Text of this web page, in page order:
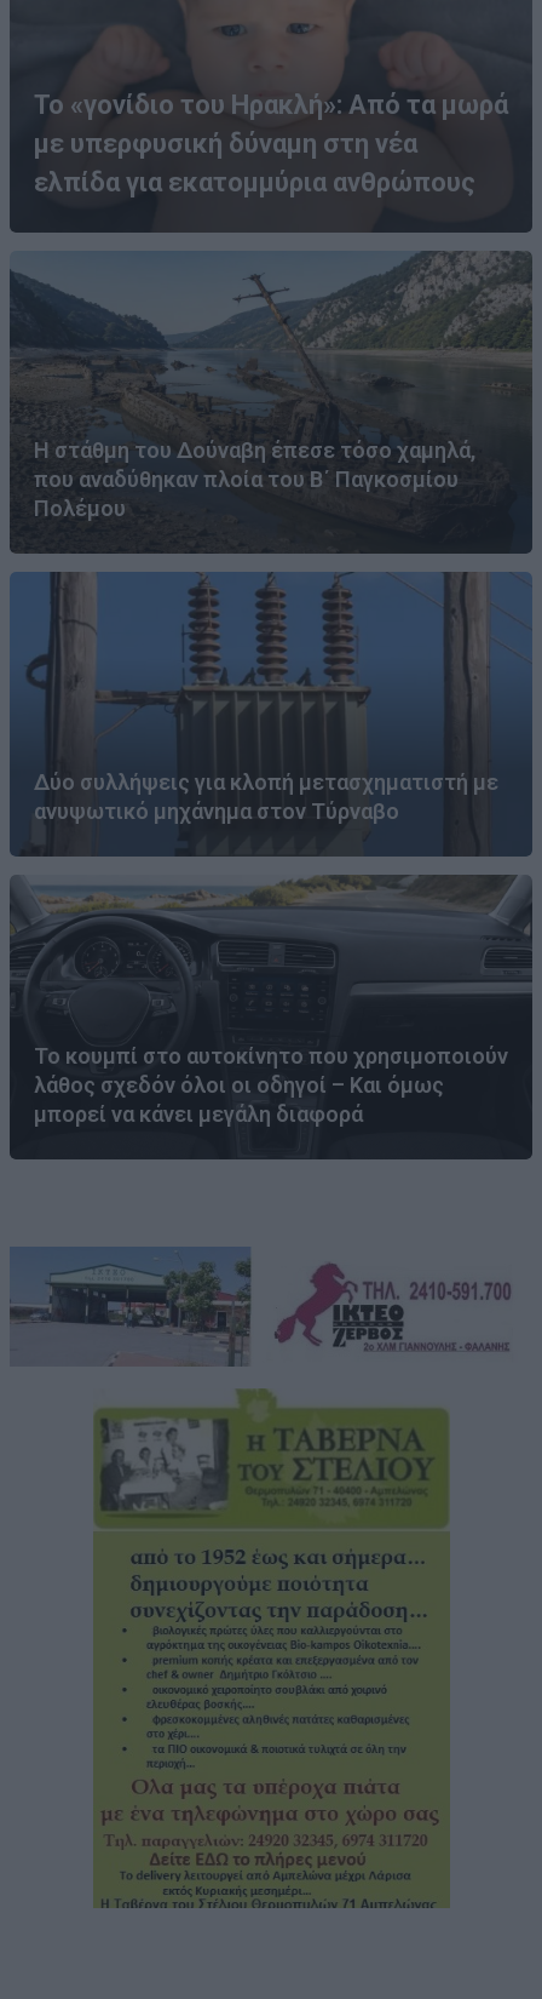
Το «γονίδιο του Ηρακλή»: Από τα μωρά
με υπερφυσική δύναμη στη νέα
ελπίδα για εκατομμύρια ανθρώπους
Η στάθμη του Δούναβη έπεσε τόσο χαμηλά,
που αναδύθηκαν πλοία του Β΄ Παγκοσμίου
Πολέμου
Δύο συλλήψεις για κλοπή μετασχηματιστή με
ανυψωτικό μηχάνημα στον Τύρναβο
Το κουμπί στο αυτοκίνητο που χρησιμοποιούν
λάθος σχεδόν όλοι οι οδηγοί – Και όμως
μπορεί να κάνει μεγάλη διαφορά